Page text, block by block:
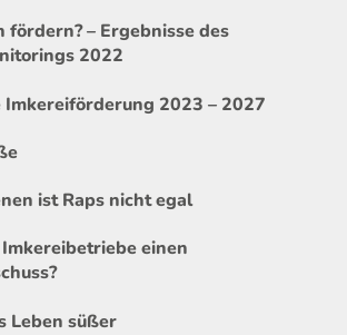
– Ergebnisse des
2022
2023 – 2027
ist Raps nicht egal
einen
Leben süßer